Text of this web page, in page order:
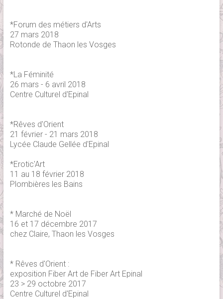
*Forum des métiers d'Arts
27 mars 2018
Rotonde de Thaon les Vosges
*La Féminité
26 mars - 6 avril 2018
Centre Culturel d'Epinal
*Rêves d'Orient
21 février - 21 mars 2018
Lycée Claude Gellée d'Epinal
*Erotic'Art
11 au 18 février 2018
Plombières les Bains
* Marché de Noël
16 et 17 décembre 2017
chez Claire, Thaon les Vosges
* Rêves d'Orient :
exposition Fiber Art de Fiber Art Epinal
23 > 29 octobre 2017
Centre Culturel d'Epinal